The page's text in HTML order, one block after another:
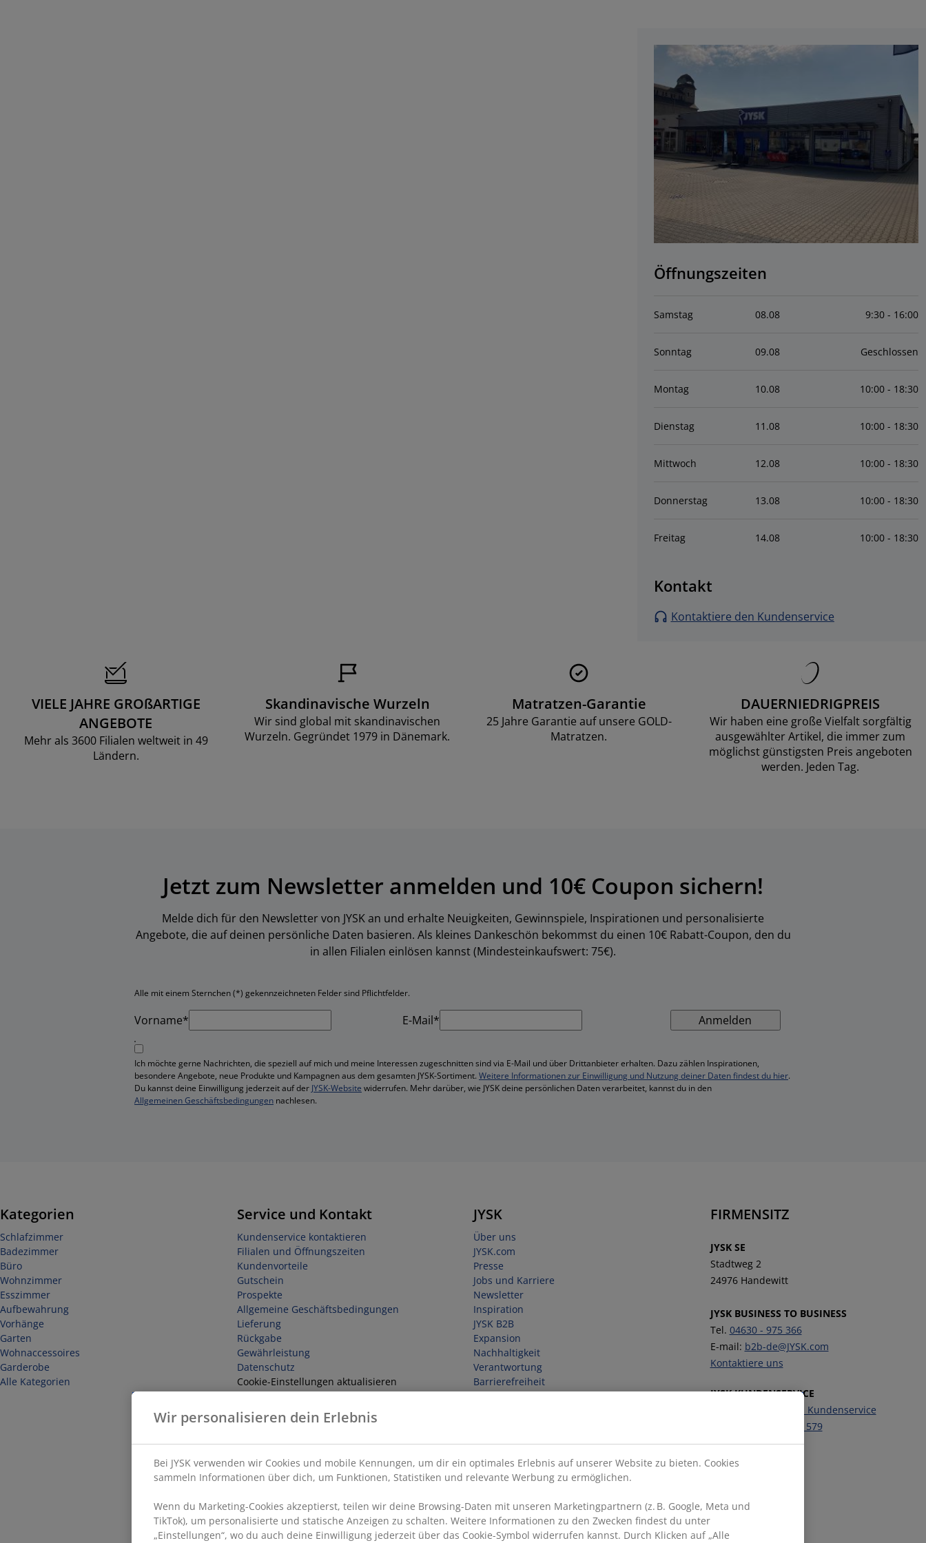
Öffnungszeiten
Samstag 08.08 9:30 - 16:00
Sonntag 09.08 Geschlossen
Montag 10.08 10:00 - 18:30
Dienstag 11 .08 10:00 - 18:30
Mittwoch 12.08 10:00 - 18:30
Donnerstag 13.08 10:00 - 18:30
Freitag 14.08 10:00 - 18:30
Kontakt
Kontaktiere den Kundenservice
VIELE JAHRE GROßARTIGE
ANGEBOTE
Mehr als 3600 Filialen weltweit in 49
Ländern.
Skandinavische Wurzeln
Wir sind global mit skandinavischen
Wurzeln. Gegründet 1979 in Dänemark.
Matratzen-Garantie
25 Jahre Garantie auf unsere GOLD-
Matratzen.
DAUERNIEDRIGPREIS
Wir haben eine große Vielfalt sorgfältig
ausgewählter Artikel, die immer zum
möglichst günstigsten Preis angeboten
werden. Jeden Tag.
Jetzt zum Newsletter anmelden und 10€ Coupon sichern!
Melde dich für den Newsletter von JYSK an und erhalte Neuigkeiten, Gewinnspiele, Inspirationen und personalisierte
Angebote, die auf deinen persönliche Daten basieren. Als kleines Dankeschön bekommst du einen 10€ Rabatt-Coupon, den du
in allen Filialen einlösen kannst (Mindesteinkaufswert: 75€).
Alle mit einem Sternchen (*) gekennzeichneten Felder sind Pflichtfelder.
Vorname* E-Mail* Anmelden
Ich möchte gerne Nachrichten, die speziell auf mich und meine Interessen zugeschnitten sind via E-Mail und über Drittanbieter erhalten. Dazu zählen Inspirationen,
besondere Angebote, neue Produkte und Kampagnen aus dem gesamten JYSK-Sortiment. Weitere Informationen zur Einwilligung und Nutzung deiner Daten findest du hier.
Du kannst deine Einwilligung jederzeit auf der JYSK-Website widerrufen. Mehr darüber, wie JYSK deine persönlichen Daten verarbeitet, kannst du in den
Allgemeinen Geschäftsbedingungen nachlesen.
Kategorien
Schlafzimmer
Badezimmer
Büro
Wohnzimmer
Esszimmer
Aufbewahrung
Vorhänge
Garten
Wohnaccessoires
Garderobe
Alle Kategorien
Service und Kontakt
Kundenservice kontaktieren
Filialen und Öffnungszeiten
Kundenvorteile
Gutschein
Prospekte
Allgemeine Geschäftsbedingungen
Lieferung
Rückgabe
Gewährleistung
Datenschutz
Cookie-Einstellungen aktualisieren
Impressum
Vertrag widerrufen
JYSK
Über uns
JYSK.com
Presse
Jobs und Karriere
Newsletter
Inspiration
JYSK B2B
Expansion
Nachhaltigkeit
Verantwortung
Barrierefreiheit
FIRMENSITZ
JYSK SE
Stadtweg 2
24976 Handewitt
JYSK BUSINESS TO BUSINESS
Tel. 04630 - 975 366
E-mail: b2b-de@JYSK.com
Kontaktiere uns
JYSK KUNDENSERVICE
Kontaktiere unseren Kundenservice
04630 - 975 579
Folge JYSK
Wir personalisieren dein Erlebnis
Bei JYSK verwenden wir Cookies und mobile Kennungen, um dir ein optimales Erlebnis auf unserer Website zu bieten. Cookies
sammeln Informationen über dich, um Funktionen, Statistiken und relevante Werbung zu ermöglichen.
Wenn du Marketing-Cookies akzeptierst, teilen wir deine Browsing-Daten mit unseren Marketingpartnern (z. B. Google, Meta und
TikTok), um personalisierte und statische Anzeigen zu schalten. Weitere Informationen zu den Zwecken findest du unter
„Einstellungen“, wo du auch deine Einwilligung jederzeit über das Cookie-Symbol widerrufen kannst. Durch Klicken auf „Alle